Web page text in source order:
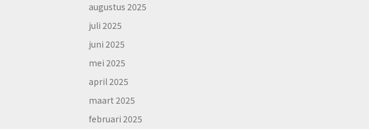
augustus 2025
juli 2025
juni 2025
mei 2025
april 2025
maart 2025
februari 2025